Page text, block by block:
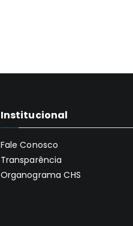
Institucional
Fale Conosco
Transparência
Organograma CHS